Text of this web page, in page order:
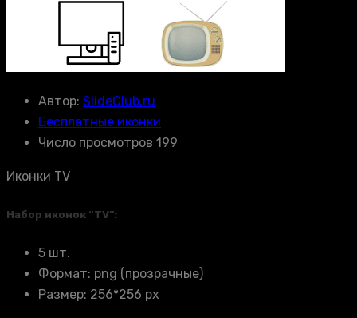
Автор: SlideClub.ru
Бесплатные иконки
Число просмотров 199
Иконки TV
Набор иконок “TV”:
5 шт.
Формат: png (прозрачные)
Размер: 256*256 px